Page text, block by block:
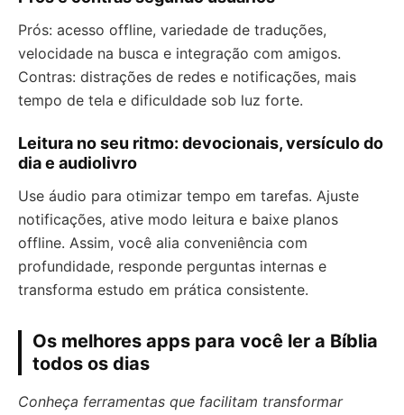
Prós: acesso offline, variedade de traduções,
velocidade na busca e integração com amigos.
Contras: distrações de redes e notificações, mais
tempo de tela e dificuldade sob luz forte.
Leitura no seu ritmo: devocionais, versículo do
dia e audiolivro
Use áudio para otimizar tempo em tarefas. Ajuste
notificações, ative modo leitura e baixe planos
offline. Assim, você alia conveniência com
profundidade, responde perguntas internas e
transforma estudo em prática consistente.
Os melhores apps para você ler a Bíblia
todos os dias
Conheça ferramentas que facilitam transformar